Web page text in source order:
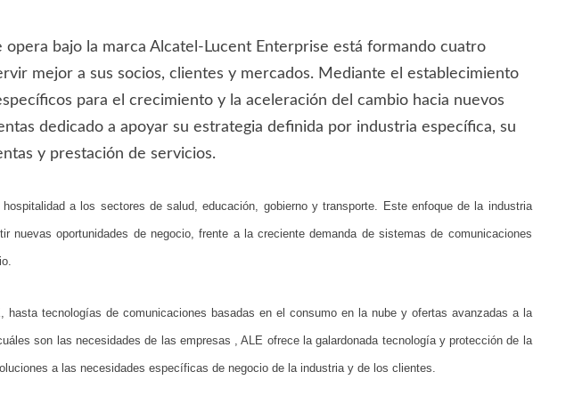
opera bajo la marca Alcatel-Lucent Enterprise está formando cuatro
mejor a sus socios, clientes y mercados. Mediante el establecimiento
para el crecimiento y la aceleración del cambio hacia nuevos
dedicado a apoyar su estrategia definida por industria específica, su
y prestación de servicios.
a los sectores de salud, educación, gobierno y transporte. Este enfoque de la industria
oportunidades de negocio, frente a la creciente demanda de sistemas de comunicaciones
tecnologías de comunicaciones basadas en el consumo en la nube y ofertas avanzadas a la
son las necesidades de las empresas , ALE ofrece la galardonada tecnología y protección de la
a las necesidades específicas de negocio de la industria y de los clientes.